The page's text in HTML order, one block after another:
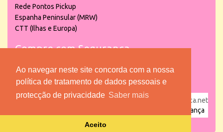
Ao navegar neste site concorda com a nossa
política de tratamento de dados pessoais e
protecção de privacidade Saber mais
Aceito
Rede Pontos Pickup
Espanha Peninsular (MRW)
CTT (Ilhas e Europa)
Compre com Segurança
powered by puber!a | © 2026 Copyright www.lojadacrianca.net
Loja da Criança